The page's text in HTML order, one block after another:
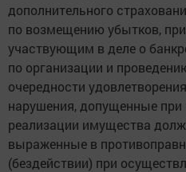
дополнительного
по возмещению убытков,
участвующим в деле о
по организации и
очередности
нарушения, допущенные при
реализации имущества
выраженные в
(бездействии) при